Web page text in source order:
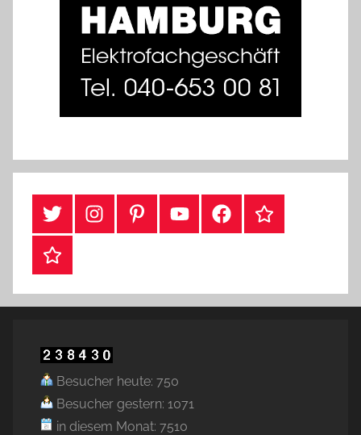
#TwitterInstagramPinterestYouTubeFacebookTikTok
Webshop
Besucher heute: 750
Besucher gestern: 1071
in diesem Monat: 7510